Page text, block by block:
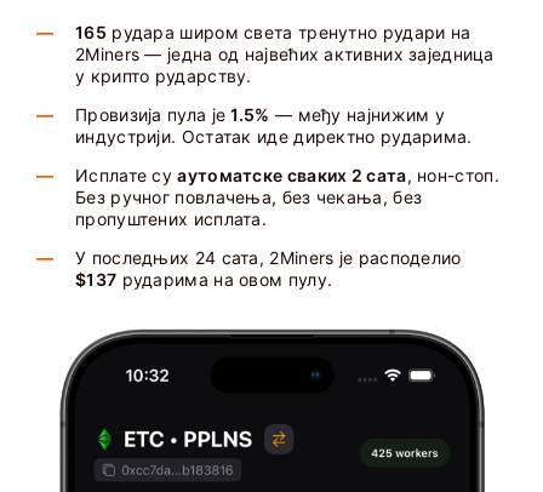
165 рудара широм света тренутно рудари на
2Miners — једна од највећих активних заједница
у крипто рударству.
Провизија пула је1.5% — међу најнижим у
индустрији. Остатак иде директно рударима.
Исплате суаутоматске сваких 2 сата, нон-стоп.
Без ручног повлачења, без чекања, без
пропуштених исплата.
У последњих 24 сата, 2Miners је расподелио
$137 рударима на овом пулу.